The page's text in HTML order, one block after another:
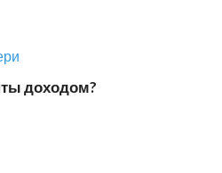
доходом?